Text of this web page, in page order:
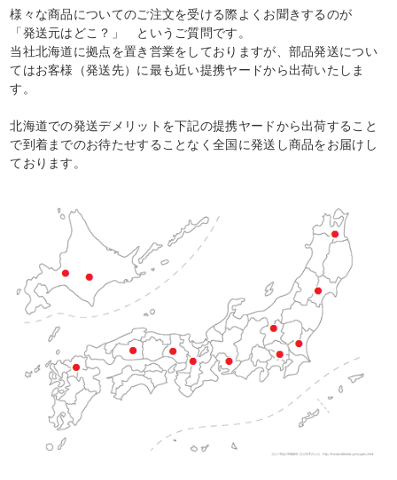
様々な商品についてのご注文を受ける際よくお聞きするのが
「発送元はどこ？」 というご質問です。
当社北海道に拠点を置き営業をしておりますが、部品発送につい
てはお客様（発送先）に最も近い提携ヤードから出荷いたしま
す。
北海道での発送デメリットを下記の提携ヤードから出荷すること
で到着までのお待たせすることなく全国に発送し商品をお届けし
ております。